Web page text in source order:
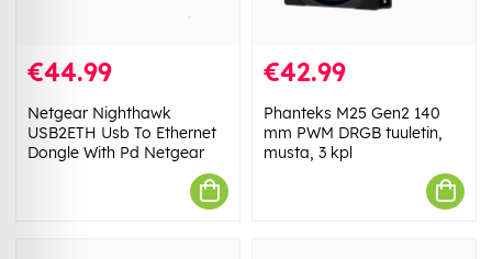
€44.99
Netgear Nighthawk
USB2ETH Usb To Ethernet
Dongle With Pd Netgear
€42.99
Phanteks M25 Gen2 140
mm PWM DRGB tuuletin,
musta, 3 kpl